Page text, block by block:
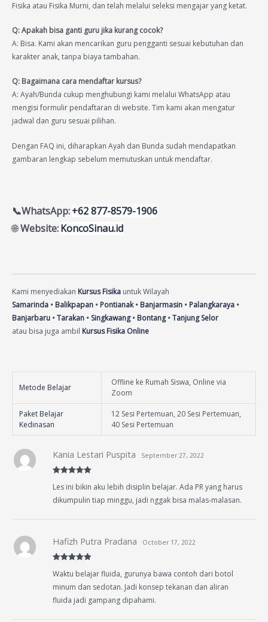
Fisika atau Fisika Murni, dan telah melalui seleksi mengajar yang ketat.
Q: Apakah bisa ganti guru jika kurang cocok?
A: Bisa. Kami akan mencarikan guru pengganti sesuai kebutuhan dan
karakter anak, tanpa biaya tambahan.
Q: Bagaimana cara mendaftar kursus?
A: Ayah/Bunda cukup menghubungi kami melalui WhatsApp atau
mengisi formulir pendaftaran di website. Tim kami akan mengatur
jadwal dan guru sesuai pilihan.
Dengan FAQ ini, diharapkan Ayah dan Bunda sudah mendapatkan
gambaran lengkap sebelum memutuskan untuk mendaftar.
📞WhatsApp:+62 877-8579-1906
🌐Website:KoncoSinau.id
Kami menyediakan Kursus Fisika untuk Wilayah
Samarinda • Balikpapan • Pontianak• Banjarmasin • Palangkaraya •
Banjarbaru •Tarakan • Singkawang• Bontang•Tanjung Selor
atau bisa juga ambil Kursus Fisika Online
Metode Belajar
Offline ke Rumah Siswa, Online via
Zoom
Paket Belajar
Kedinasan
12 Sesi Pertemuan, 20 Sesi Pertemuan,
40 Sesi Pertemuan
of 5
Kania Lestari Puspita September 27, 2022
Les ini bikin aku lebih disiplin belajar. Ada PR yang harus
dikumpulin tiap minggu, jadi nggak bisa malas-malasan.
of 5
Hafizh Putra Pradana October 17, 2022
Waktu belajar fluida, gurunya bawa contoh dari botol
minum dan sedotan. Jadi konsep tekanan dan aliran
fluida jadi gampang dipahami.